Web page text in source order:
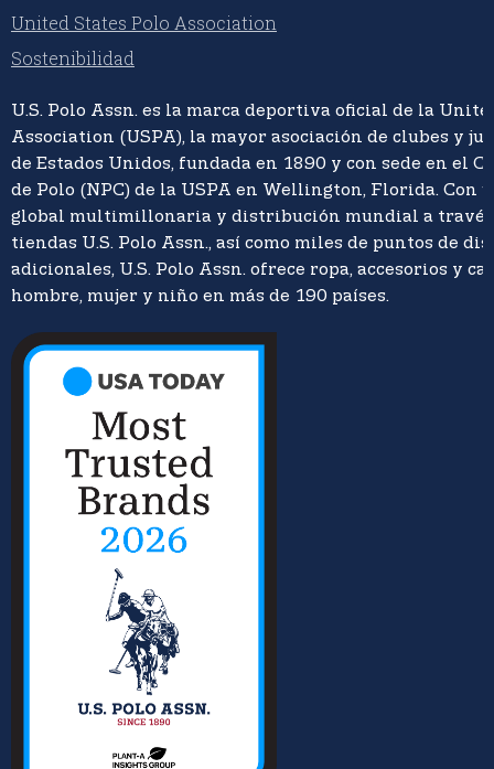
United States Polo Association
Sostenibilidad
U.S. Polo Assn. es la marca deportiva oficial de la
Association (USPA), la mayor asociación de clubes y
de Estados Unidos, fundada en 1890 y con sede en el
de Polo (NPC) de la USPA en Wellington, Florida. Con
global multimillonaria y distribución mundial a través
tiendas U.S. Polo Assn., así como miles de puntos de
adicionales, U.S. Polo Assn. ofrece ropa, accesorios y
hombre, mujer y niño en más de 190 países.